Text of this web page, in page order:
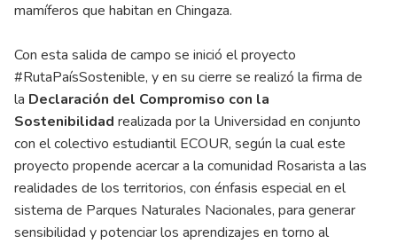
mamíferos que habitan en Chingaza.
Con esta salida de campo se inició el proyecto
#RutaPaísSostenible, y en su cierre se realizó la firma de
la Declaración del Compromiso con la
Sostenibilidad realizada por la Universidad en conjunto
con el colectivo estudiantil ECOUR, según la cual este
proyecto propende acercar a la comunidad Rosarista a las
realidades de los territorios, con énfasis especial en el
sistema de Parques Naturales Nacionales, para generar
sensibilidad y potenciar los aprendizajes en torno al